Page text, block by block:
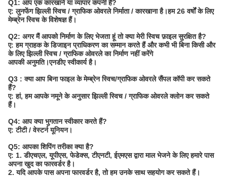
Q1: आप एक कारखाने या व्यापार कंपनी हैं?
ए: लुनफेंग झिल्ली स्विच / ग्राफिक ओवरले निर्माता / कारखाना है।हम 26 वर्षों के लिए
मेम्ब्रेन स्विच के विशेषज्ञ हैं।
Q2: अगर मैं आपको निर्माण के लिए भेजता हूं तो क्या मेरी स्विच फ़ाइल सुरक्षित है?
ए: हम ग्राहक के डिजाइन प्राधिकरण का सम्मान करते हैं और कभी भी बिना किसी और
के लिए झिल्ली स्विच / ग्राफिक ओवरले का निर्माण नहीं करेंगे
आपकी अनुमति।एनडीए स्वीकार्य है।
Q3 : क्या आप बिना फाइल के मेम्ब्रेन स्विच/ग्राफिक ओवरले सैंपल कॉपी कर सकते
हैं?
ए: हां, हम आपके नमूने के अनुसार झिल्ली स्विच / ग्राफिक ओवरले क्लोन कर सकते
हैं।
Q4: आप क्या भुगतान स्वीकार करते हैं?
ए: टीटी / वेस्टर्न यूनियन।
Q5: आपका शिपिंग तरीका क्या है?
ए: 1. डीएचएल, यूपीएस, फेडेक्स, टीएनटी, ईएमएस द्वारा माल भेजने के लिए हमारे पास
अपना खुद का फारवर्डर है।
2. यदि आपके पास अपना फारवर्डर है, तो हम उनके साथ सहयोग कर सकते हैं।